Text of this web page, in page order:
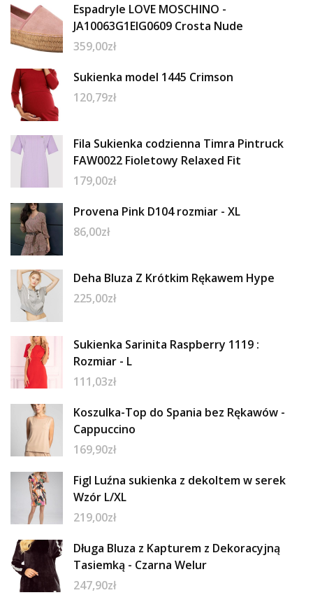
Espadryle LOVE MOSCHINO -
JA10063G1EIG0609 Crosta Nude
359,00zł
Sukienka model 1445 Crimson
120,79zł
Fila Sukienka codzienna Timra Pintruck
FAW0022 Fioletowy Relaxed Fit
179,00zł
Provena Pink D104 rozmiar - XL
86,00zł
Deha Bluza Z Krótkim Rękawem Hype
225,00zł
Sukienka Sarinita Raspberry 1119 :
Rozmiar - L
111,03zł
Koszulka-Top do Spania bez Rękawów -
Cappuccino
169,90zł
Figl Luźna sukienka z dekoltem w serek
Wzór L/XL
219,00zł
Długa Bluza z Kapturem z Dekoracyjną
Tasiemką - Czarna Welur
247,90zł